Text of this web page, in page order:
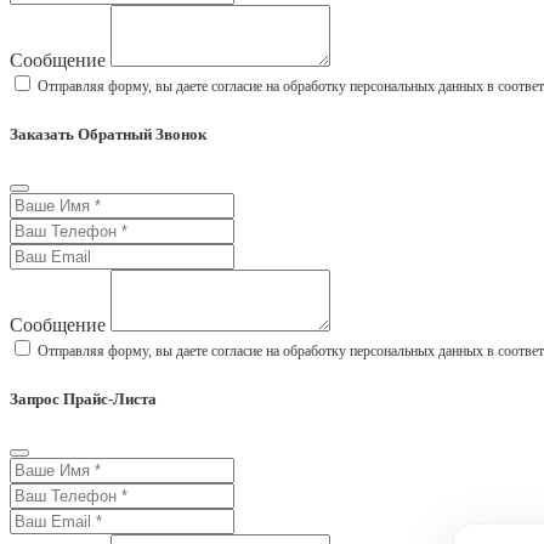
Сообщение
Отправляя форму, вы даете согласие на обработку персональных данных в
Заказать Обратный Звонок
Сообщение
Отправляя форму, вы даете согласие на обработку персональных данных в
Запрос Прайс-Листа